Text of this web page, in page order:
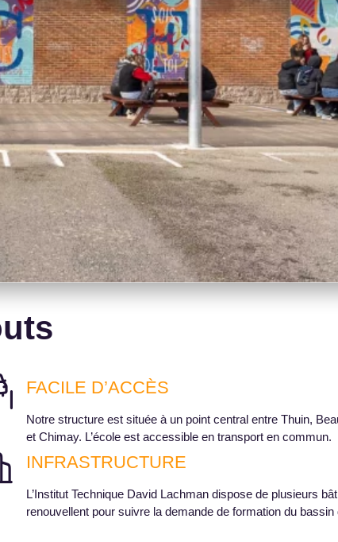
FACILE D’ACCÈS
Notre structure est située à un point central entre Thuin,
et Chimay. L’école est accessible en transport en commun.
INFRASTRUCTURE
L’Institut Technique David Lachman dispose de plusieurs
renouvellent pour suivre la demande de formation du bassin